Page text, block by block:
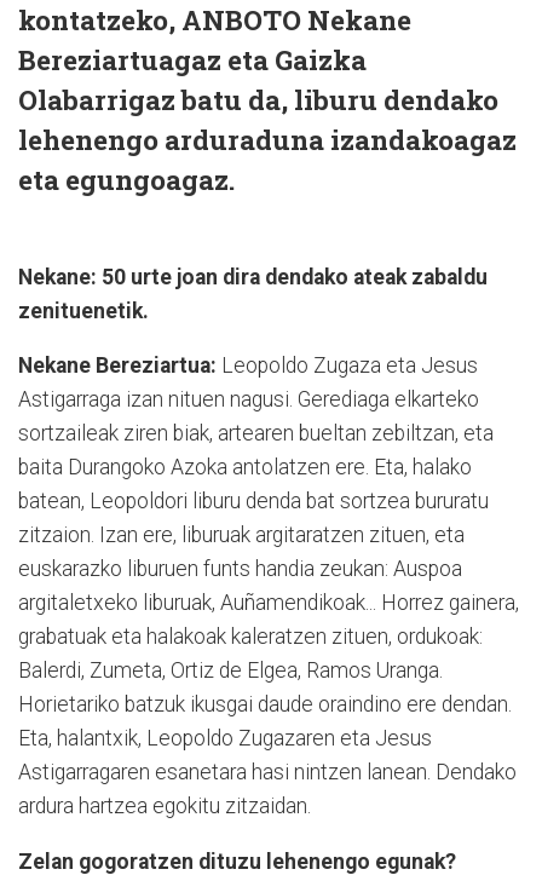
kontatzeko, ANBOTO Nekane
Bereziartuagaz eta Gaizka
Olabarrigaz batu da, liburu dendako
lehenengo arduraduna izandakoagaz
eta egungoagaz.
Nekane: 50 urte joan dira dendako ateak zabaldu
zenituenetik.
Nekane Bereziartua: Leopoldo Zugaza eta Jesus
Astigarraga izan nituen nagusi. Gerediaga elkarteko
sortzaileak ziren biak, artearen bueltan zebiltzan, eta
baita Durangoko Azoka antolatzen ere. Eta, halako
batean, Leopoldori liburu denda bat sortzea bururatu
zitzaion. Izan ere, liburuak argitaratzen zituen, eta
euskarazko liburuen funts handia zeukan: Auspoa
argitaletxeko liburuak, Auñamendikoak... Horrez gainera,
grabatuak eta halakoak kaleratzen zituen, ordukoak:
Balerdi, Zumeta, Ortiz de Elgea, Ramos Uranga.
Horietariko batzuk ikusgai daude oraindino ere dendan.
Eta, halantxik, Leopoldo Zugazaren eta Jesus
Astigarragaren esanetara hasi nintzen lanean. Dendako
ardura hartzea egokitu zitzaidan.
Zelan gogoratzen dituzu lehenengo egunak?